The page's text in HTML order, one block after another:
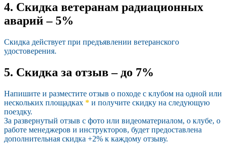
4. Скидка ветеранам радиационных
аварий – 5%
Скидка действует при предъявлении ветеранского
удостоверения.
5. Скидка за отзыв – до 7%
Напишите и разместите отзыв о походе с клубом на одной или
нескольких площадках * и получите скидку на следующую
поездку.
За развернутый отзыв с фото или видеоматериалом, о клубе, о
работе менеджеров и инструкторов, будет предоставлена
дополнительная скидка +2% к каждому отзыву.